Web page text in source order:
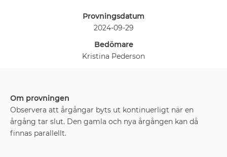
Provningsdatum
2024-09-29
Bedömare
Kristina Pederson
Om provningen
Observera att årgångar byts ut kontinuerligt när en
årgång tar slut. Den gamla och nya årgången kan då
finnas parallellt.